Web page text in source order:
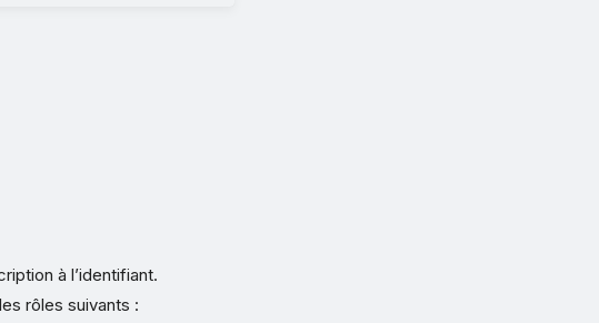
à l’identifiant.
rôles suivants :